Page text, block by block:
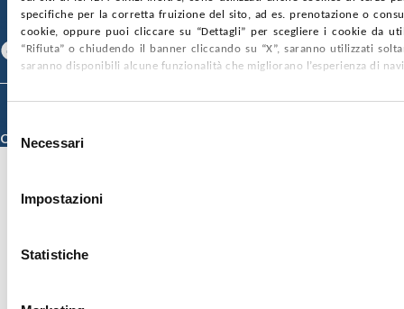
specifiche per la corretta fruizione del sito, ad es. prenotazione o
cookie, oppure puoi cliccare su “Dettagli” per scegliere i cookie da
“Rifiuta” o chiudendo il banner cliccando su “X”, saranno utilizzati
saranno disponibili alcune funzionalità che migliorano l’esperienza di
delNecessari
Impostazioni
Statistiche
SEGUICI SU
Facebook Linkedin Youtube
© 2026 ISMETT (Istituto Mediterraneo per i Trapianti e Terapie ad Alta
Credits